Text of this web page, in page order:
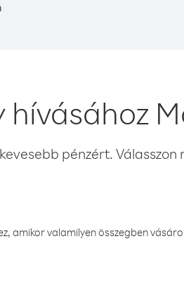
pénzért.
amikor valamilyen összegben